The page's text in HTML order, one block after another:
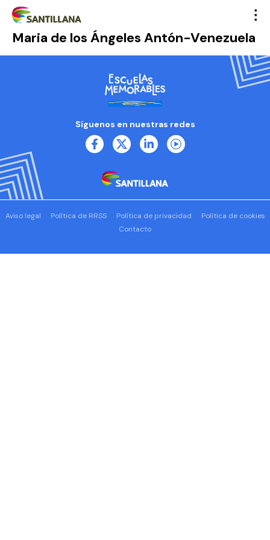
Maria de los Ángeles Antón-Venezuela
Síguenos en nuestras redes
Aviso legal Política de RRSS Política de privacidad
Política de cookies
Contacto